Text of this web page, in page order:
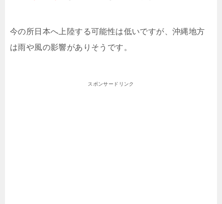
今の所日本へ上陸する可能性は低いですが、沖縄地方
は雨や風の影響がありそうです。
スポンサードリンク